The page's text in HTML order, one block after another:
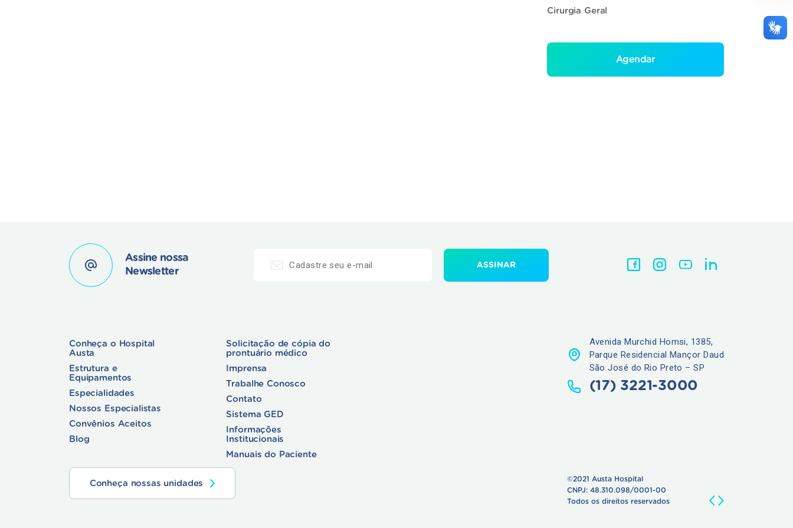
Cirurgia Geral
Agendar
Assine nossa
Newsletter
Conheça o Hospital
Austa
Estrutura e
Equipamentos
Especialidades
Nossos Especialistas
Convênios Aceitos
Blog
Conheça nossas unidades
Solicitação de cópia do
prontuário médico
Imprensa
Trabalhe Conosco
Contato
Sistema GED
Informações
Institucionais
Manuais do Paciente
Avenida Murchid Homsi, 1385,
Parque Residencial Mançor Daud
São José do Rio Preto – SP
(17) 3221-3000
©2021 Austa Hospital
CNPJ: 48.310.098/0001-00
Todos os direitos reservados